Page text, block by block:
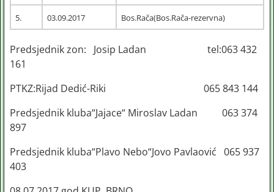
5. 03.09.2017 Bos.Rača(Bos.Rača-rezervna)
Predsjednik zon: Josip Ladan tel:063 432
161
PTKZ:Rijad Dedić-Riki 065 843 144
Predsjednik kluba“Jajace“ Miroslav Ladan 063 374
897
Predsjednik kluba“Plavo Nebo“Jovo Pavlaović 065 937
403